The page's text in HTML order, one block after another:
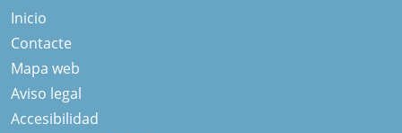
Inicio
Contacte
Mapa web
Aviso legal
Accesibilidad